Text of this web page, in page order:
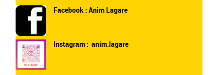
Facebook : Anim Lagare
Instagram : anim.lagare